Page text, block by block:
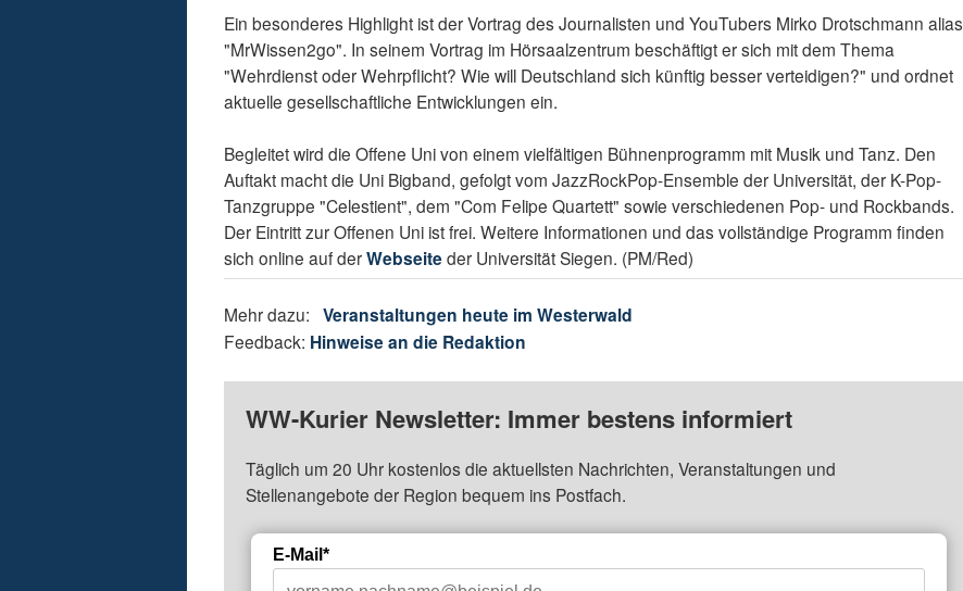
Ein besonderes Highlight ist der Vortrag des Journalisten und YouTubers Mirko Drotschmann alias
"MrWissen2go". In seinem Vortrag im Hörsaalzentrum beschäftigt er sich mit dem Thema
"Wehrdienst oder Wehrpflicht? Wie will Deutschland sich künftig besser verteidigen?" und ordnet
aktuelle gesellschaftliche Entwicklungen ein.
Begleitet wird die Offene Uni von einem vielfältigen Bühnenprogramm mit Musik und Tanz. Den
Auftakt macht die Uni Bigband, gefolgt vom JazzRockPop-Ensemble der Universität, der K-Pop-
Tanzgruppe "Celestient", dem "Com Felipe Quartett" sowie verschiedenen Pop- und Rockbands.
Der Eintritt zur Offenen Uni ist frei. Weitere Informationen und das vollständige Programm finden
sich online auf derWebseiteder Universität Siegen. (PM/Red)
Mehr dazu:Veranstaltungen heute im Westerwald
Feedback: Hinweise an die Redaktion
WW-Kurier Newsletter: Immer bestens informiert
Täglich um 20 Uhr kostenlos die aktuellsten Nachrichten, Veranstaltungen und
Stellenangebote der Region bequem ins Postfach.
E-Mail*